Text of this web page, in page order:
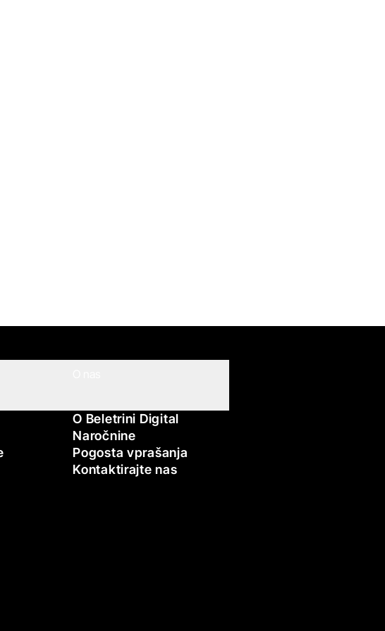
O Beletrini Digital
Naročnine
Pogosta vprašanja
Kontaktirajte nas